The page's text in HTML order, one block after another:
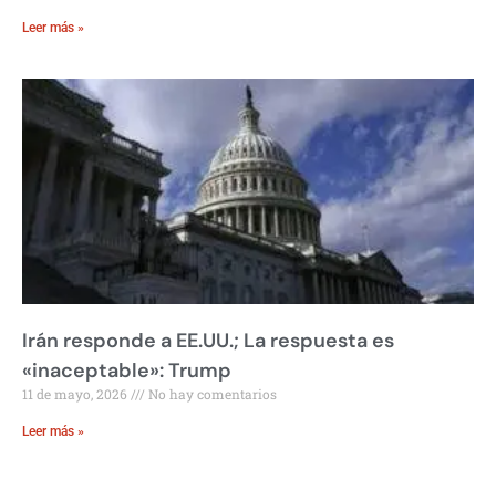
Leer más »
Irán responde a EE.UU.; La respuesta es
«inaceptable»: Trump
11 de mayo, 2026 No hay comentarios
Leer más »